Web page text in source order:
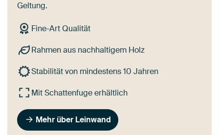
Geltung.
Fine-Art Qualität
Rahmen aus nachhaltigem Holz
Stabilität von mindestens 10 Jahren
Mit Schattenfuge erhältlich
Mehr über Leinwand